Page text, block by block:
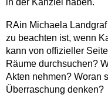
RAin Michaela
zu beachten ist, wenn
kann von offizieller
Räume durchsuchen?
Akten nehmen? Woran
Überraschung denken?